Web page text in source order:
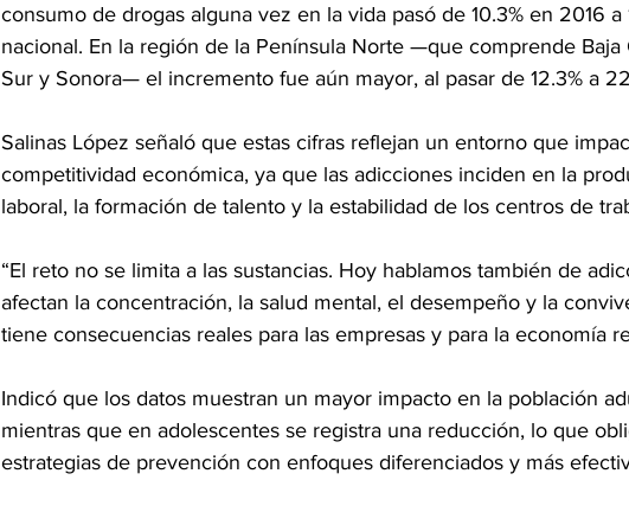
consumo de drogas alguna vez en la vida pasó de 10.3% en 2016
nacional. En la región de la Península Norte —que comprende Baja
Sur y Sonora— el incremento fue aún mayor, al pasar de 12.3% a
Salinas López señaló que estas cifras reflejan un entorno que
competitividad económica, ya que las adicciones inciden en la
laboral, la formación de talento y la estabilidad de los centros de
“El reto no se limita a las sustancias. Hoy hablamos también de
afectan la concentración, la salud mental, el desempeño y la
tiene consecuencias reales para las empresas y para la economía
Indicó que los datos muestran un mayor impacto en la población
mientras que en adolescentes se registra una reducción, lo que
estrategias de prevención con enfoques diferenciados y más